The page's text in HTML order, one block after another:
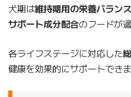
犬期は維持期用の栄養バランス
サポート成分配合のフードが
各ライフステージに対応した
健康を効果的にサポートできま